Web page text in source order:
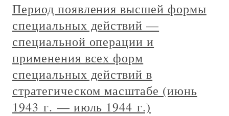
Период появления высшей формы
специальных действий —
специальной операции и
применения всех форм
специальных действий в
стратегическом масштабе (июнь
1943 г. — июль 1944 г.)